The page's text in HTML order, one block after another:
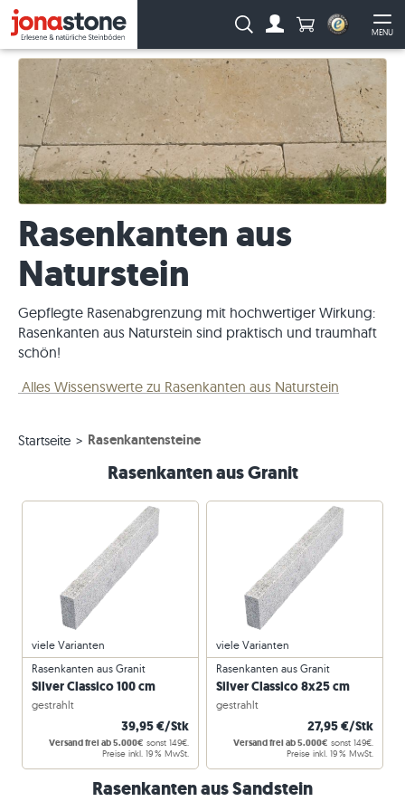
MENU
Suche: Anzahl
Rasenkanten aus
Naturstein
Gepflegte Rasenabgrenzung mit hochwertiger Wirkung:
Rasenkanten aus Naturstein sind praktisch und traumhaft
schön!
Alles Wissenswerte zu Rasenkanten aus Naturstein
Startseite Rasenkantensteine
Rasenkanten aus Granit
Rasenkanten aus Granit
Silver Classico 100 cm
gestrahlt
39,95 €/Stk
Versand frei ab 5.000€ sonst 149€.
Preise inkl. 19 % MwSt.
viele Varianten
Rasenkanten aus Granit
Silver Classico 8x25 cm
gestrahlt
27,95 €/Stk
Versand frei ab 5.000€ sonst 149€.
Preise inkl. 19 % MwSt.
viele Varianten
Rasenkanten aus Sandstein